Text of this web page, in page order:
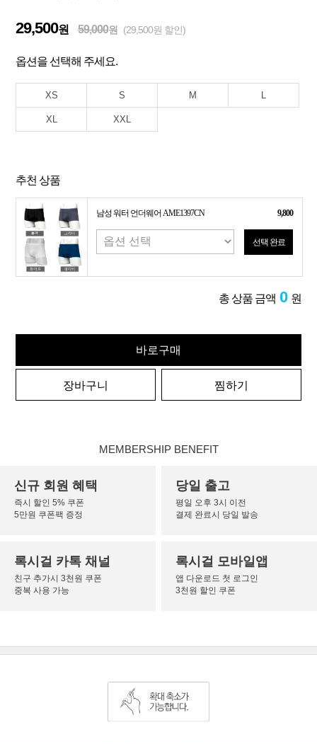
29,500원 59,000원 (29,500원 할인)
옵션을 선택해 주세요.
XS S M L
XL XXL
추천 상품
남성 워터 언더웨어 AME1397CN 9,800
선택 완료
총 상품 금액 0 원
바로구매
장바구니 찜하기
MEMBERSHIP BENEFIT
신규 회원 혜택
즉시 할인 5% 쿠폰
5만원 쿠폰팩 증정
당일 출고
평일 오후 3시 이전
결제 완료시 당일 발송
록시걸 카톡 채널
친구 추가시 3천원 쿠폰
중복 사용 가능
록시걸 모바일앱
앱 다운로드 첫 로그인
3천원 할인 쿠폰